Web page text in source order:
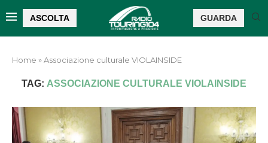
ASCOLTA GUARDA
Home »Associazione culturale VIOLAINSIDE
TAG: ASSOCIAZIONE CULTURALE VIOLAINSIDE